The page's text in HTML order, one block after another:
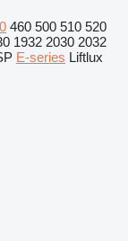
460 500 510 520
1932 2030 2032
E-series Liftlux